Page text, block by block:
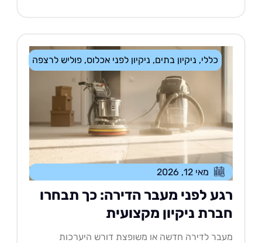
ניקיון בתים,ניקיון לפני אכלוס,פוליש לרצפה
מאי 12, 2026
לפני מעבר הדירה: כך תבחרו
ניקיון מקצועית
לדירה חדשה או משופצת דורש היערכות